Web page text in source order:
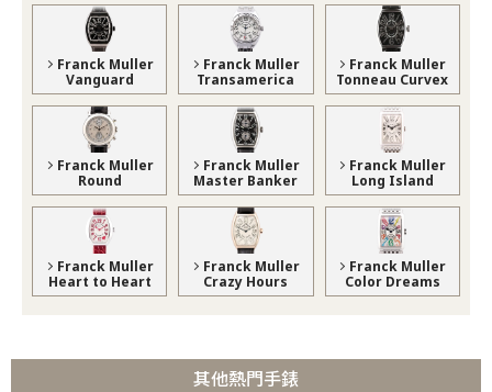
Franck Muller
Vanguard
Franck Muller
Transamerica
Franck Muller
Tonneau Curvex
Franck Muller
Round
Franck Muller
Master Banker
Franck Muller
Long Island
Franck Muller
Heart to Heart
Franck Muller
Crazy Hours
Franck Muller
Color Dreams
其他熱門手錶